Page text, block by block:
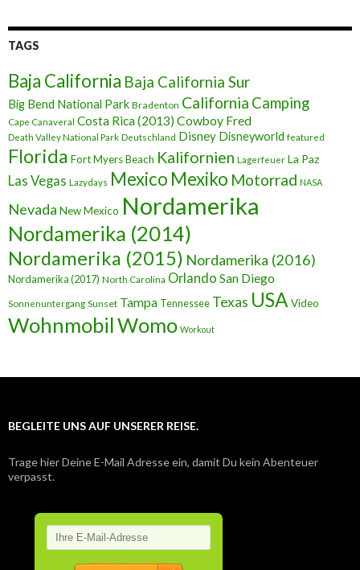
TAGS
Baja California Baja California Sur
Big Bend National Park Bradenton California Camping
Cape Canaveral Costa Rica (2013) Cowboy Fred
Death Valley National Park Deutschland Disney Disneyworld featured
Florida Fort Myers Beach Kalifornien Lagerfeuer La Paz
Las Vegas Lazydays Mexico Mexiko Motorrad NASA
Nevada New Mexico Nordamerika
Nordamerika (2014)
Nordamerika (2015) Nordamerika (2016)
Nordamerika (2017) North Carolina Orlando San Diego
Sonnenuntergang Sunset Tampa Tennessee Texas USA Video
WohnmobilWomo Workout
BEGLEITE UNS AUF UNSERER REISE.
Trage hier Deine E-Mail Adresse ein, damit Du kein Abenteuer
verpasst.